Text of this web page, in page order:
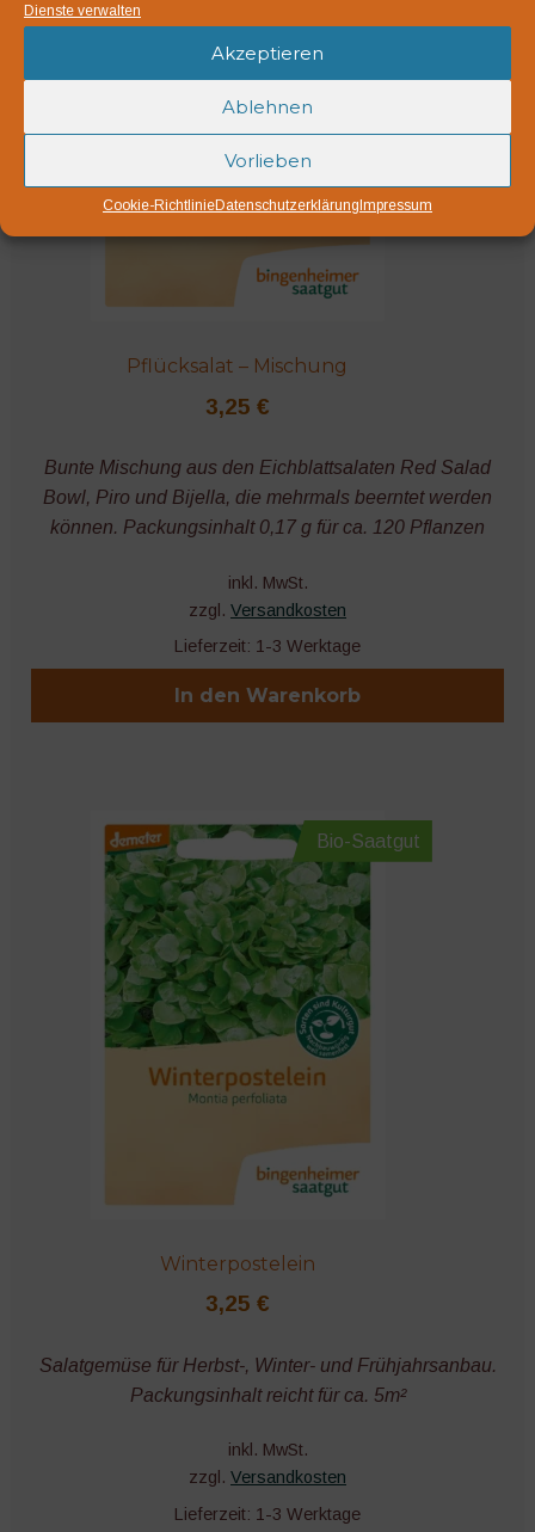
Dienste verwalten
Akzeptieren
Ablehnen
Vorlieben
Cookie-RichtlinieDatenschutzerklärung Impressum
Pflücksalat – Mischung
3,25 €
Bunte Mischung aus den Eichblattsalaten Red Salad
Bowl, Piro und Bijella, die mehrmals beerntet werden
können. Packungsinhalt 0,17 g für ca. 120 Pflanzen
inkl. MwSt.
zzgl. Versandkosten
Lieferzeit: 1-3 Werktage
In den Warenkorb
Bio-Saatgut
Winterpostelein
3,25 €
Salatgemüse für Herbst-, Winter- und Frühjahrsanbau.
Packungsinhalt reicht für ca. 5m²
inkl. MwSt.
zzgl. Versandkosten
Lieferzeit: 1-3 Werktage